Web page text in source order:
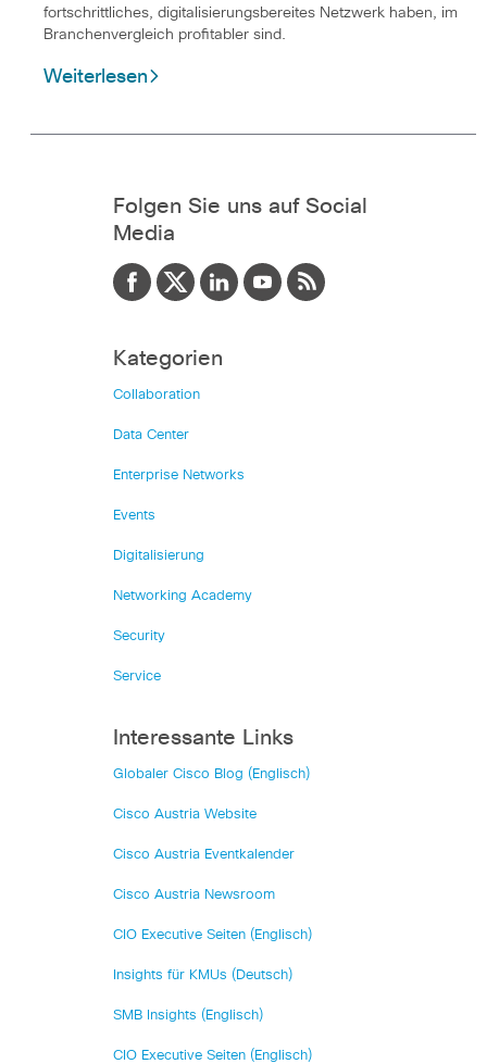
fortschrittliches, digitalisierungsbereites Netzwerk haben, im
Branchenvergleich profitabler sind.
Weiterlesen
Folgen Sie uns auf Social
Media
Kategorien
Collaboration
Data Center
Enterprise Networks
Events
Digitalisierung
Networking Academy
Security
Service
Interessante Links
Globaler Cisco Blog (Englisch)
Cisco Austria Website
Cisco Austria Eventkalender
Cisco Austria Newsroom
CIO Executive Seiten (Englisch)
Insights für KMUs (Deutsch)
SMB Insights (Englisch)
CIO Executive Seiten (Englisch)